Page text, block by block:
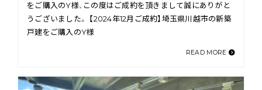
をご購入のY様、この度はご成約を頂きまして誠にありがと
うございました。 【2024年12月ご成約】埼玉県川越市の新築
戸建をご購入のY様
READ MORE